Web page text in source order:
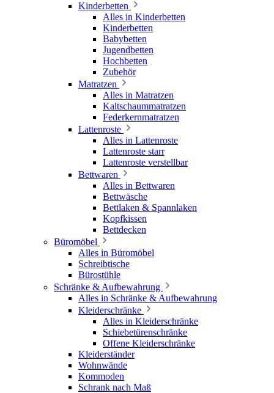
Kinderbetten
Alles in Kinderbetten
Kinderbetten
Babybetten
Jugendbetten
Hochbetten
Zubehör
Matratzen
Alles in Matratzen
Kaltschaummatratzen
Federkernmatratzen
Lattenroste
Alles in Lattenroste
Lattenroste starr
Lattenroste verstellbar
Bettwaren
Alles in Bettwaren
Bettwäsche
Bettlaken & Spannlaken
Kopfkissen
Bettdecken
Büromöbel
Alles in Büromöbel
Schreibtische
Bürostühle
Schränke & Aufbewahrung
Alles in Schränke & Aufbewahrung
Kleiderschränke
Alles in Kleiderschränke
Schiebetürenschränke
Offene Kleiderschränke
Kleiderständer
Wohnwände
Kommoden
Schrank nach Maß